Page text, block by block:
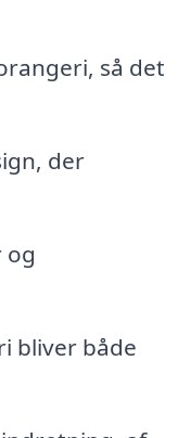
så det
der
og
bliver både